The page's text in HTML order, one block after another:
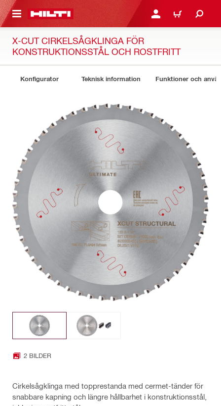
GÅ TILL HUVUDSIDAN LOGGA IN ELLER
VARUKORG
X-CUT CIRKELSÅGKLINGA FÖR
KONSTRUKTIONSSTÅL OCH ROSTFRITT
Konfigurator Teknisk information Funktioner och
2 BILDER
Cirkelsågklinga med topprestanda med cermet-tänder för
snabbare kapning och längre hållbarhet i konstruktionsstål,